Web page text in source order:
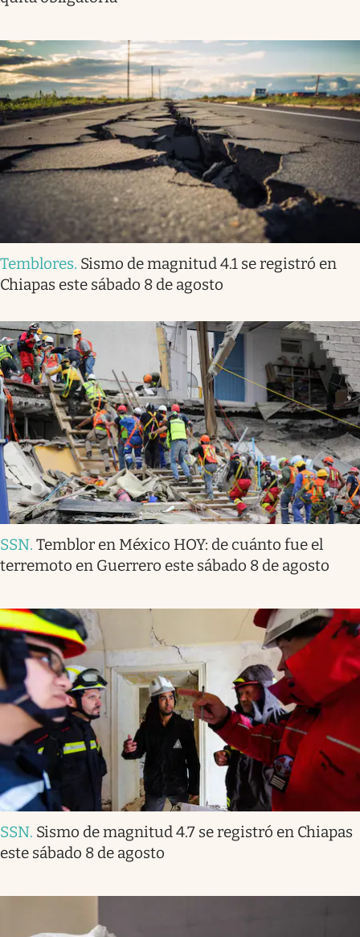
Temblores. Sismo de magnitud 4.1 se registró en
Chiapas este sábado 8 de agosto
SSN. Temblor en México HOY: de cuánto fue el
terremoto en Guerrero este sábado 8 de agosto
SSN. Sismo de magnitud 4.7 se registró en Chiapas
este sábado 8 de agosto